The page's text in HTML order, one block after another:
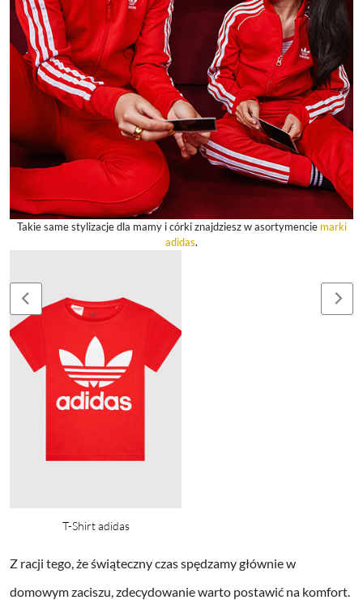
Takie same stylizacje dla mamy i córki znajdziesz w asortymencie marki
adidas.
T-Shirt adidas
Z racji tego, że świąteczny czas spędzamy głównie w
domowym zaciszu, zdecydowanie warto postawić na komfort.